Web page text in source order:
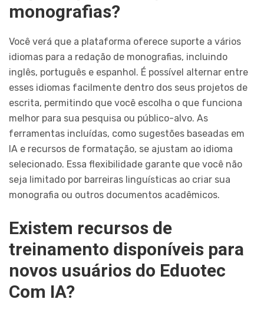
monografias?
Você verá que a plataforma oferece suporte a vários
idiomas para a redação de monografias, incluindo
inglês, português e espanhol. É possível alternar entre
esses idiomas facilmente dentro dos seus projetos de
escrita, permitindo que você escolha o que funciona
melhor para sua pesquisa ou público-alvo. As
ferramentas incluídas, como sugestões baseadas em
IA e recursos de formatação, se ajustam ao idioma
selecionado. Essa flexibilidade garante que você não
seja limitado por barreiras linguísticas ao criar sua
monografia ou outros documentos acadêmicos.
Existem recursos de
treinamento disponíveis para
novos usuários do Eduotec
Com IA?